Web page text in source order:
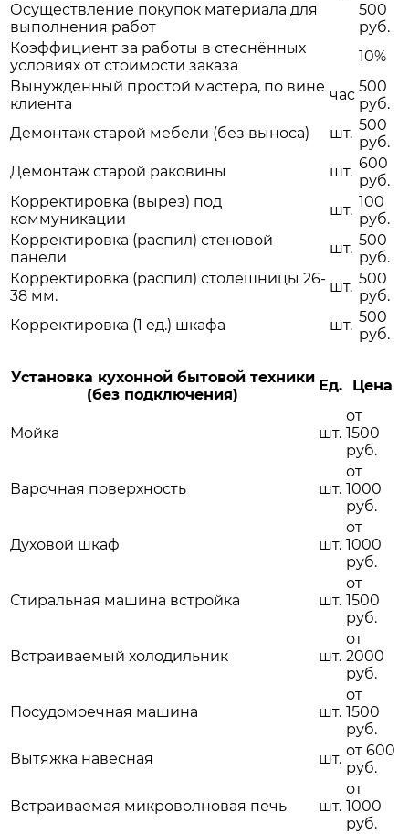
Осуществление покупок материала для
выполнения работ
500
руб.
Коэффициент за работы в стеснённых
условиях от стоимости заказа
10%
Вынужденный простой мастера, по вине
клиента
час 500
руб.
Демонтаж старой мебели (без выноса)
шт. 500
руб.
Демонтаж старой раковины
шт. 600
руб.
Корректировка (вырез) под
коммуникации
шт. 100
руб.
Корректировка (распил) стеновой
панели
шт. 500
руб.
Корректировка (распил) столешницы 26-
38 мм.
шт. 500
руб.
Корректировка (1 ед.) шкафа
шт. 500
руб.
Установка кухонной бытовой техники
(без подключения)
Ед. Цена
Мойка шт.
от
1500
руб.
Варочная поверхность шт.
от
1000
руб.
Духовой шкаф шт.
от
1000
руб.
Стиральная машина встройка шт.
от
1500
руб.
Встраиваемый холодильник шт.
от
2000
руб.
Посудомоечная машина шт.
от
1500
руб.
Вытяжка навесная
шт. от 600
руб.
Встраиваемая микроволновая печь шт.
от
1000
руб.